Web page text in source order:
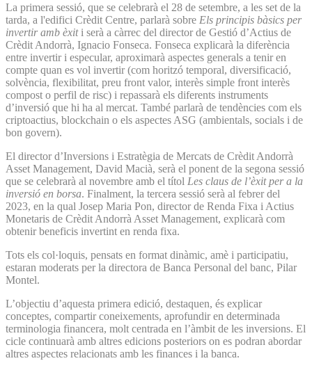
La primera sessió, que se celebrarà el 28 de setembre, a les set de la
tarda, a l'edifici Crèdit Centre, parlarà sobre Els principis bàsics per
invertir amb èxiti serà a càrrec del director de Gestió d’Actius de
Crèdit Andorrà, Ignacio Fonseca. Fonseca explicarà la diferència
entre invertir i especular, aproximarà aspectes generals a tenir en
compte quan es vol invertir (com horitzó temporal, diversificació,
solvència, flexibilitat, preu front valor, interès simple front interès
compost o perfil de risc) i repassarà els diferents instruments
d’inversió que hi ha al mercat. També parlarà de tendències com els
criptoactius, blockchain o els aspectes ASG (ambientals, socials i de
bon govern).
El director d’Inversions i Estratègia de Mercats de Crèdit Andorrà
Asset Management, David Macià, serà el ponent de la segona sessió
que se celebrarà al novembre amb el títol Les claus de l’èxit per a la
inversió en borsa. Finalment, la tercera sessió serà al febrer del
2023, en la qual Josep Maria Pon, director de Renda Fixa i Actius
Monetaris de Crèdit Andorrà Asset Management, explicarà com
obtenir beneficis invertint en renda fixa.
Tots els col·loquis, pensats en format dinàmic, amè i participatiu,
estaran moderats per la directora de Banca Personal del banc, Pilar
Montel.
L’objectiu d’aquesta primera edició, destaquen, és explicar
conceptes, compartir coneixements, aprofundir en determinada
terminologia financera, molt centrada en l’àmbit de les inversions. El
cicle continuarà amb altres edicions posteriors on es podran abordar
altres aspectes relacionats amb les finances i la banca.